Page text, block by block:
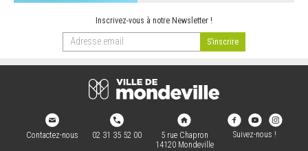
Inscrivez-vous à notre Newsletter !
Contactez-nous 02 31 35 52 00
5 rue Chapron
14120 Mondeville
Suivez-nous !